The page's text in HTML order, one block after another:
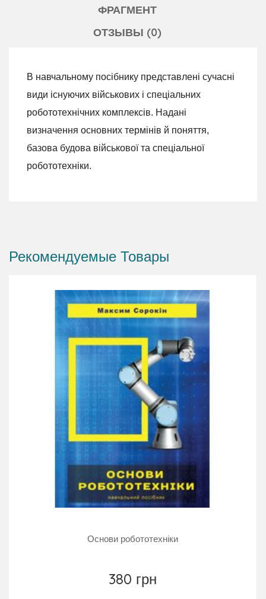
ФРАГМЕНТ
ОТЗЫВЫ (0)
В навчальному посібнику представлені сучасні
види існуючих військових і спеціальних
робототехнічних комплексів. Надані
визначення основних термінів й поняття,
базова будова військової та спеціальної
робототехніки.
Рекомендуемые Товары
Основи робототехніки
380 грн